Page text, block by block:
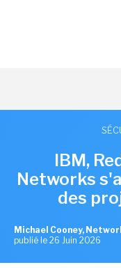
IBM,
Networks
des
Michael Cooney,
publié le 26 Juin 2026